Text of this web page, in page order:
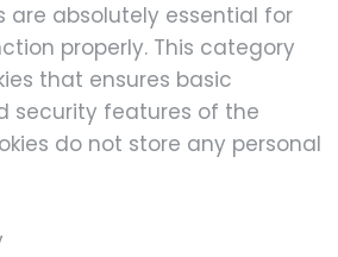
are absolutely essential for
properly. This category
that ensures basic
security features of the
do not store any personal